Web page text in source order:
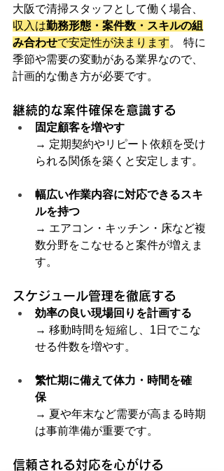
大阪で清掃スタッフとして働く場合、
収入は勤務形態・案件数・スキルの組
み合わせで安定性が決まります。 特に
季節や需要の変動がある業界なので、
計画的な働き方が必要です。
継続的な案件確保を意識する
固定顧客を増やす
→ 定期契約やリピート依頼を受け
られる関係を築くと安定します。
幅広い作業内容に対応できるスキ
ルを持つ
→ エアコン・キッチン・床など複
数分野をこなせると案件が増えま
す。
スケジュール管理を徹底する
効率の良い現場回りを計画する
→ 移動時間を短縮し、1日でこな
せる件数を増やす。
繁忙期に備えて体力・時間を確
保
→ 夏や年末など需要が高まる時期
は事前準備が重要です。
信頼される対応を心がける